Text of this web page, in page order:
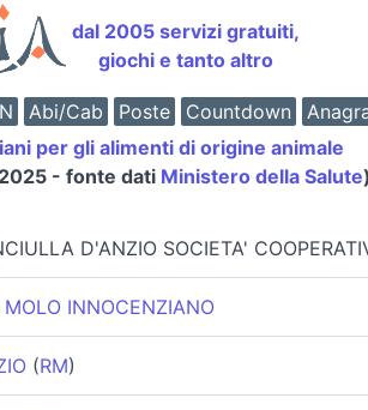
dal 2005 servizi gratuiti,
giochi e tanto altro
Abi/Cab Poste Countdown
per gli alimenti di origine animale
- fonte dati Ministero della Salute)
D'ANZIO SOCIETA'
INNOCENZIANO
(RM)